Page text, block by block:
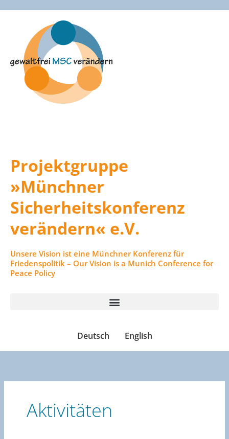
Projektgruppe
»Münchner
Sicherheitskonferenz
verändern« e.V.
Unsere Vision ist eine Münchner Konferenz für
Friedenspolitik – Our Vision is a Munich Conference for
Peace Policy
Deutsch English
Aktivitäten